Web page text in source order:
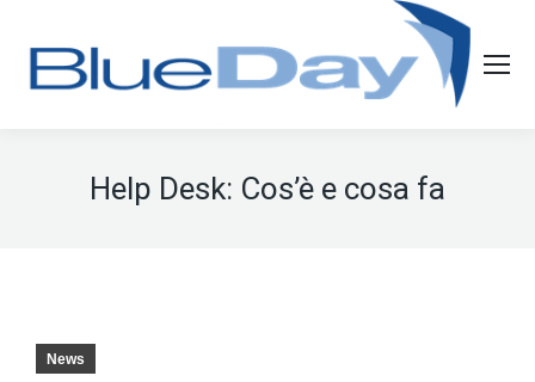
Help Desk: Cos’è e cosa fa
News